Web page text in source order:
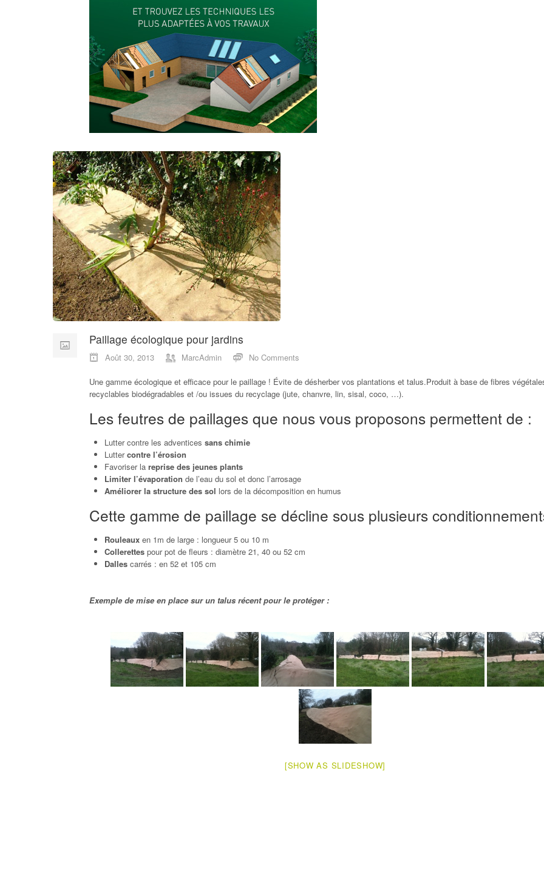
Paillage écologique pour jardins
Août 30, 2013 MarcAdmin No Comments
Une gamme écologique et efficace pour le paillage ! Évite de désherber vos plantations et talus.Produit à base de fibres
recyclables biodégradables et /ou issues du recyclage (jute, chanvre, lin, sisal, coco, …).
Les feutres de paillages que nous vous proposons permettent de :
Lutter contre les adventices sans chimie
Luttercontre l’érosion
Favoriser la reprise des jeunes plants
Limiter l’évaporation de l’eau du sol et donc l’arrosage
Améliorer la structure des sol lors de la décomposition en humus
Cette gamme de paillage se décline sous plusieurs
Rouleaux en 1m de large : longueur 5 ou 10 m
Collerettes pour pot de fleurs : diamètre 21, 40 ou 52 cm
Dalles carrés : en 52 et 105 cm
Exemple de mise en place sur un talus récent pour le protéger :
[SHOW AS SLIDESHOW]